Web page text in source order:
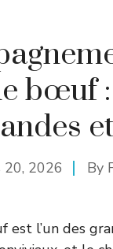
bœuf :
20, 2026 By
l’un des